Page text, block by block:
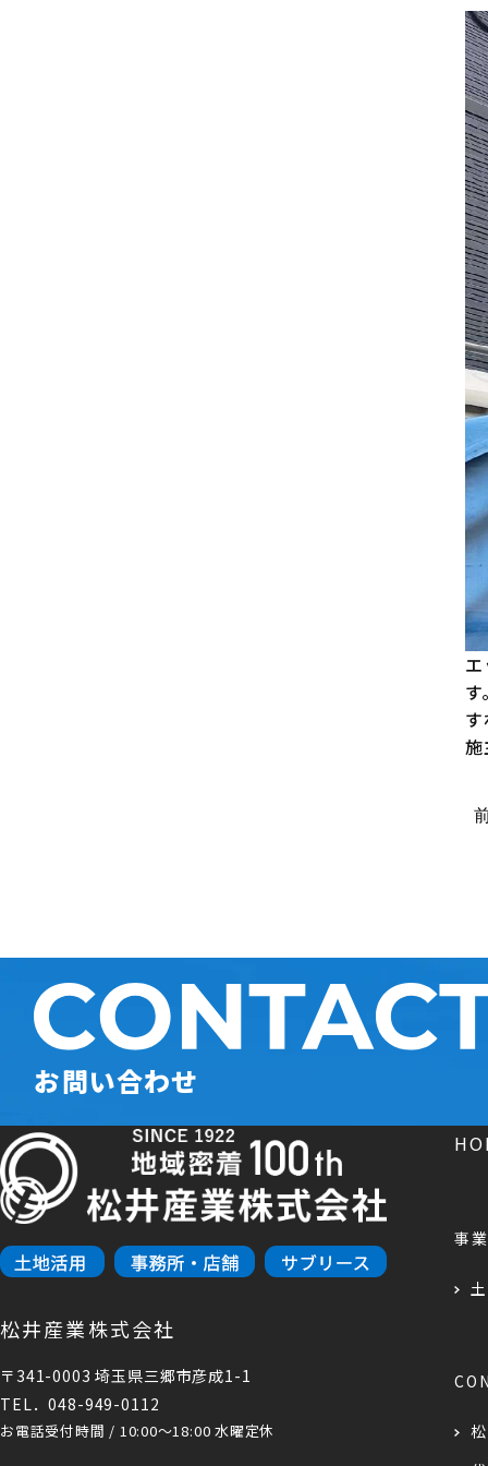
お問い合わせ
松井産業株式会社
〒341-0003 埼玉県三郷市彦成1-1
TEL．048-949-0112
お電話受付時間 / 10:00～18:00 水曜定休
事